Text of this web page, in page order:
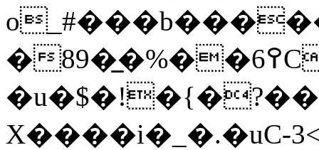
�89�̲�%��6߉CHڻ������ג#&_�M�kTiq��ߚc9��Zr�PM����:Ԉ��
X����i�_�.�uC-